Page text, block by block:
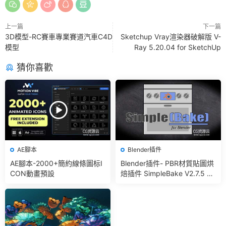
上一篇
3D模型-RC賽車專業賽道汽車C4D
模型
下一篇
Sketchup Vray渲染器破解版 V-
Ray 5.20.04 for SketchUp
猜你喜歡
AE腳本
AE腳本-2000+簡約線條圖标I
CON動畫預設
Blender插件
Blender插件- PBR材質貼圖烘
焙插件 SimpleBake V2.7.5 –